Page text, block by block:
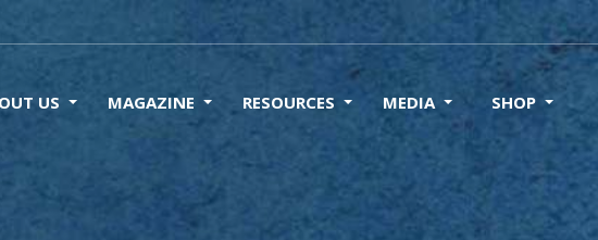
US MAGAZINE RESOURCES MEDIA SHOP